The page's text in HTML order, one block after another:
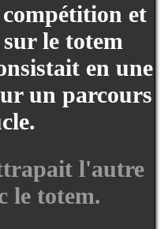
et
le totem
en une
un parcours
l'autre
le totem.